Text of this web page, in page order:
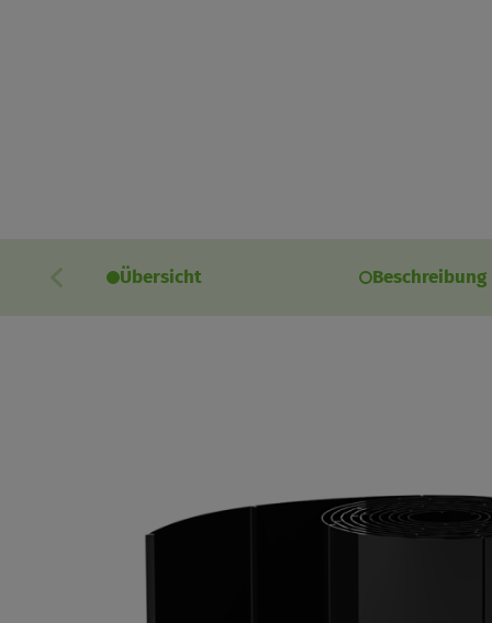
Übersicht Beschreibung